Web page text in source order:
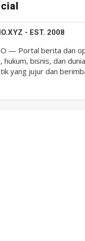
- EST. 2008
— Portal berita dan
hukum, bisnis, dan
yang jujur dan